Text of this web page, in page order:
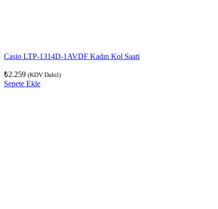
Casio LTP-1314D-1AVDF Kadın Kol Saati
₺2.259 (KDV Dahil)
Sepete Ekle